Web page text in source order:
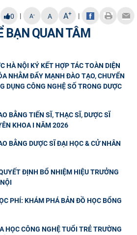
0 | A- A A+ |
BẠN QUAN TÂM
HÀ NỘI KÝ KẾT HỢP TÁC TOÀN DIỆN
NHẰM ĐẨY MẠNH ĐÀO TẠO, CHUYỂN
DỤNG CÔNG NGHỆ SỐ TRONG DƯỢC
BẰNG TIẾN SĨ, THẠC SĨ, DƯỢC SĨ
KHOA I NĂM 2026
BẰNG DƯỢC SĨ ĐẠI HỌC & CỬ NHÂN
ĐỊNH BỔ NHIỆM HIỆU TRƯỞNG
PHÍ: KHÁM PHÁ BẢN ĐỒ HỌC BỔNG
HỌC CÔNG NGHỆ TUỔI TRẺ TRƯỜNG